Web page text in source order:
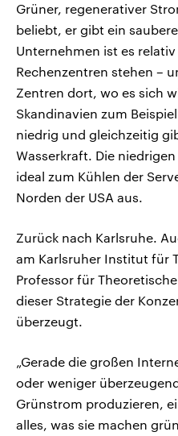
Grüner, regenerativer
beliebt, er gibt ein
Unternehmen ist es
Rechenzentren stehen –
Zentren dort, wo es sich
Skandinavien zum
niedrig und gleichzeitig
Wasserkraft. Die
ideal zum Kühlen der
Norden der USA aus.
Zurück nach Karlsruhe.
am Karlsruher Institut für
Professor für
dieser Strategie der
überzeugt.
„Gerade die großen
oder weniger
Grünstrom produzieren,
alles, was sie machen